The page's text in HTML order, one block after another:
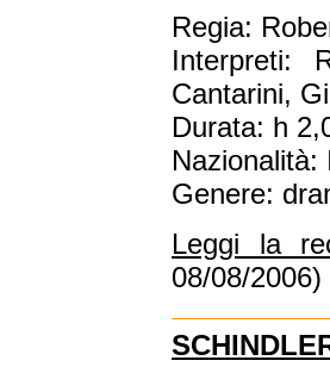
Regia:
Interpreti:
Cantarini,
Durata: h
Nazionalità:
Genere:
Leggi la
08/08/2006)